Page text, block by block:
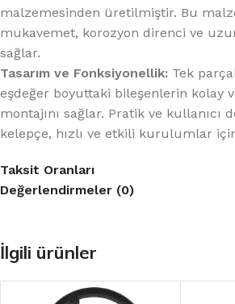
malzemesinden üretilmiştir. Bu
mukavemet, korozyon direnci ve
sağlar.
Tasarım ve Fonksiyonellik: Tek
eşdeğer boyuttaki bileşenlerin kolay
montajını sağlar. Pratik ve kullanıcı
kelepçe, hızlı ve etkili kurulumlar
Taksit Oranları
Değerlendirmeler (0)
İlgili ürünler